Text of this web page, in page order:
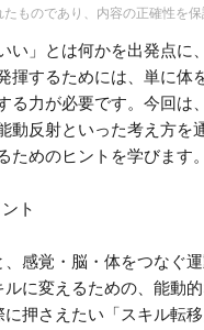
ものであり、内容の正確性を保
い」とは何かを出発点に
揮するためには、単に
る力が必要です。今回
動反射といった考え方
めのヒントを学びます。
ト
感覚・脳・体をつなぐ
に変えるための、能動
押さえたい「スキル転